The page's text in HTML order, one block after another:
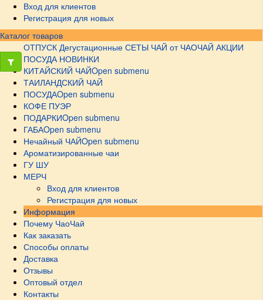
Вход для клиентов
Регистрация для новых
Каталог товаров
ОТПУСК Дегустационные СЕТЫ ЧАЙ от ЧАОЧАЙ АКЦИИ
ПОСУДА НОВИНКИ
КИТАЙСКИЙ ЧАЙOpen submenu
ТАИЛАНДСКИЙ ЧАЙ
ПОСУДАOpen submenu
КОФЕ ПУЭР
ПОДАРКИOpen submenu
ГАБАOpen submenu
Нечайный ЧАЙOpen submenu
Ароматизированные чаи
ГУ ШУ
МЕРЧ
Вход для клиентов
Регистрация для новых
Информация
Почему ЧаоЧай
Как заказать
Способы оплаты
Доставка
Отзывы
Оптовый отдел
Контакты